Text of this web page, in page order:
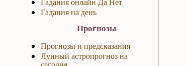
Гадания на день
Прогнозы
Прогнозы и предсказания
Лунный астропрогноз на